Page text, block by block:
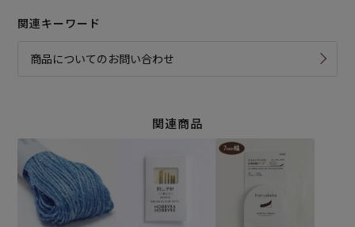
関連キーワード
商品についてのお問い合わせ
関連商品